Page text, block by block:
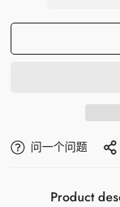
问一个问题
Product